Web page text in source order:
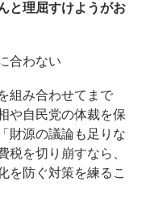
と理屈すけようがお
合わない
組み合わせてまで
や自民党の体裁を保
財源の議論も足りな
税を切り崩すなら、
を防ぐ対策を練るこ